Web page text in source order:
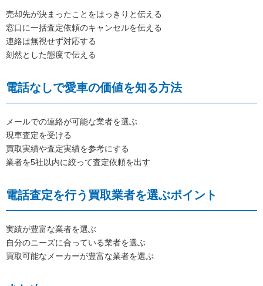
売却先が決まったことをはっきりと伝える
窓口に一括査定依頼のキャンセルを伝える
連絡は無視せず対応する
刻然とした態度で伝える
電話なしで愛車の価値を知る方法
メールでの連絡が可能な業者を選ぶ
現車査定を受ける
買取実績や査定実績を参考にする
業者を5社以内に絞って査定依頼を出す
電話査定を行う買取業者を選ぶポイント
実績が豊富な業者を選ぶ
自分のニーズに合っている業者を選ぶ
買取可能なメーカーが豊富な業者を選ぶ